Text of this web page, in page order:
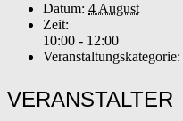
Datum: 4 August
Zeit:
10:00 - 12:00
Veranstaltungskategorie:
VERANSTALTER